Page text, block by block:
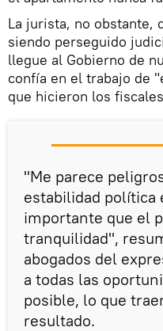
La jurista, no obstante,
siendo perseguido
llegue al Gobierno de
confía en el trabajo de
que hicieron los
"Me parece
estabilidad política
importante que el
tranquilidad",
abogados del
a todas las
posible, lo que
resultado.